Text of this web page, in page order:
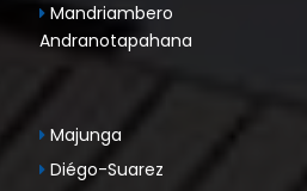
Mandriambero
Andranotapahana
Majunga
Diégo-Suarez